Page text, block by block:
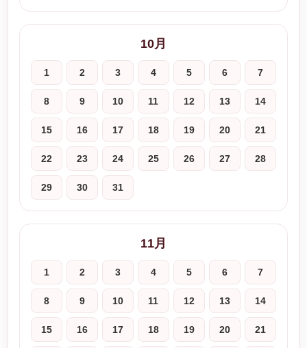
10月
1 2 3 4 5 6 7
8 9 10 11 12 13 14
15 16 17 18 19 20 21
22 23 24 25 26 27 28
29 30 31
11月
1 2 3 4 5 6 7
8 9 10 11 12 13 14
15 16 17 18 19 20 21